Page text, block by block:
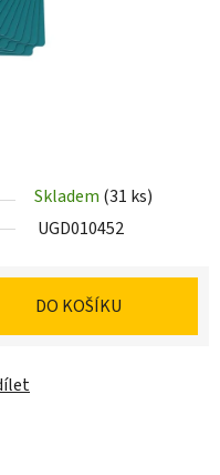
Skladem (31 ks)
UGD010452
DO KOŠÍKU